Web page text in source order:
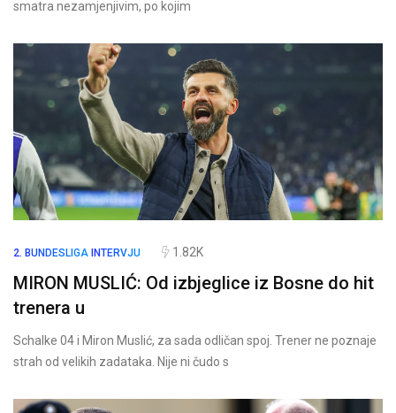
smatra nezamjenjivim, po kojim
2. BUNDESLIGA INTERVJU 1.82K
MIRON MUSLIĆ: Od izbjeglice iz Bosne do hit
trenera u
Schalke 04 i Miron Muslić, za sada odličan spoj. Trener ne poznaje
strah od velikih zadataka. Nije ni čudo s